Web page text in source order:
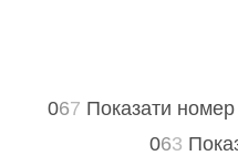
067 Показати номер
063